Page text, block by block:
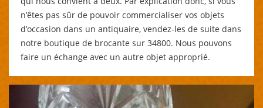
n’êtes pas sûr de pouvoir commercialiser vos objets
d’occasion dans un antiquaire, vendez-les de suite dans
notre boutique de brocante sur 34800. Nous pouvons
faire un échange avec un autre objet approprié.